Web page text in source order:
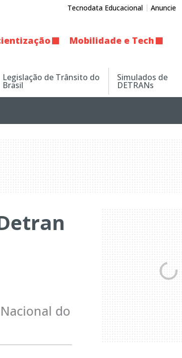
Tecnodata Educacional Anuncie
Mobilidade e Tech
Legislação de Trânsito do
Brasil
Simulados de
DETRANs
do